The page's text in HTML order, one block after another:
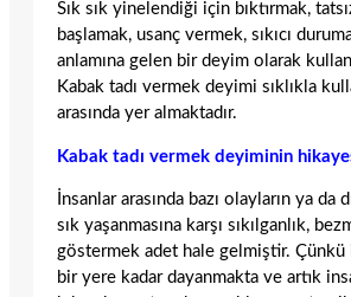
Sık sık yinelendiği için bıktırmak,
başlamak, usanç vermek, sıkıcı
anlamına gelen bir deyim olarak
Kabak tadı vermek deyimi sıklıkla
arasında yer almaktadır.
Kabak tadı vermek deyiminin
İnsanlar arasında bazı olayların ya da
sık yaşanmasına karşı sıkılganlık,
göstermek adet hale gelmiştir. Çünkü
bir yere kadar dayanmakta ve artık